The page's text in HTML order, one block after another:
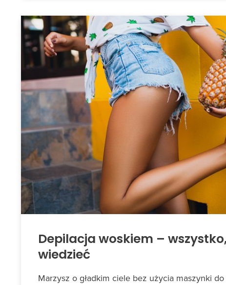
Depilacja woskiem –
wiedzieć
Marzysz o gładkim ciele bez użycia maszynki